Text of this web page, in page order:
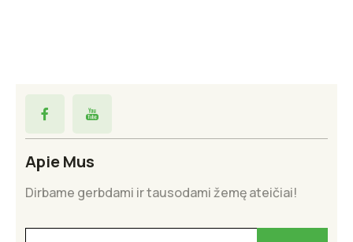
Apie Mus
Dirbame gerbdami ir tausodami žemę ateičiai!